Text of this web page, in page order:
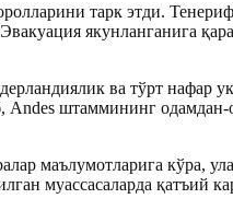
тарк этди.
якунланганига
ва тўрт нафар
Andes штаммининг
маълумотларига кўра,
муассасаларда қатъий